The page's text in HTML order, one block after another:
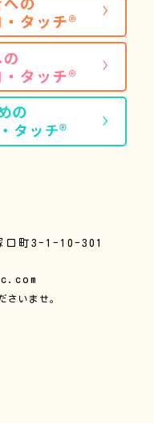
口町3-1-10-301
さいませ。